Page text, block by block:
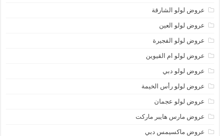
عروض لولو الشارقة
عروض لولو العين
عروض لولو الفجيرة
عروض لولو ام القيوين
عروض لولو دبي
عروض لولو رأس الخيمة
عروض لولو عجمان
عروض مارس هايبر ماركت
عروض ماكسيمس دبي